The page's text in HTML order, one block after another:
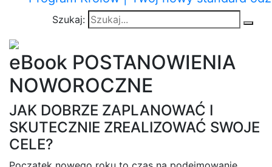
Szukaj:
eBook POSTANOWIENIA
NOWOROCZNE
JAK DOBRZE ZAPLANOWAĆ I
SKUTECZNIE ZREALIZOWAĆ SWOJE
CELE?